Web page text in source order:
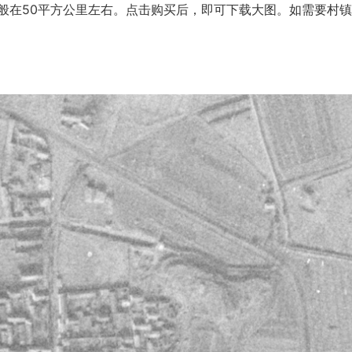
平方公里左右。点击购买后，即可下载大图。如需要村